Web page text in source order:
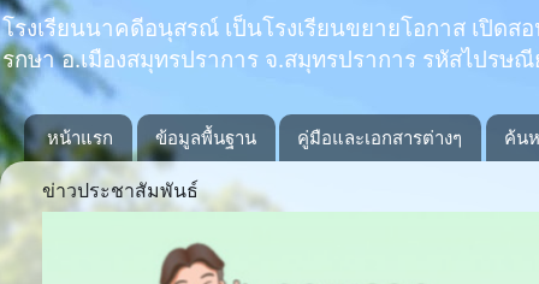
โรงเรียนนาคดีอนุสรณ์ เป็นโรงเรียนขยายโอกาส เปิ
รกษา อ.เมืองสมุทรปราการ จ.สมุทรปราการ รหัสไปรษ
หน้าแรก ข้อมูลพื้นฐาน คู่มือและเอกสารต่างๆ ค้น
ข่าวประชาสัมพันธ์